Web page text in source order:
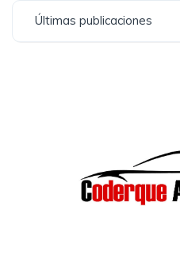
Últimas publicaciones